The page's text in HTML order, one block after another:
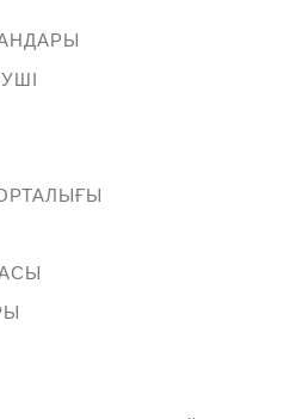
ОРТАЛЫҒЫ